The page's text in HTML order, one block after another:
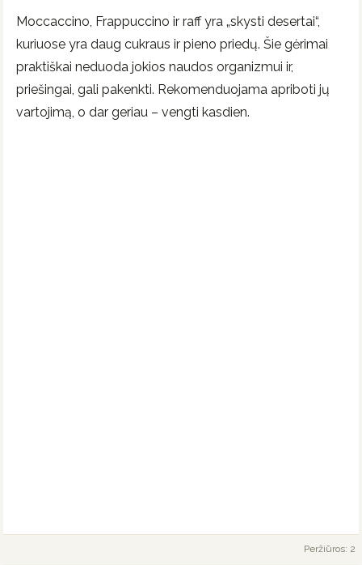
Moccaccino, Frappuccino ir raff yra „skysti desertai“,
kuriuose yra daug cukraus ir pieno priedų. Šie gėrimai
praktiškai neduoda jokios naudos organizmui ir,
priešingai, gali pakenkti. Rekomenduojama apriboti jų
vartojimą, o dar geriau – vengti kasdien.
Peržiūros: 2